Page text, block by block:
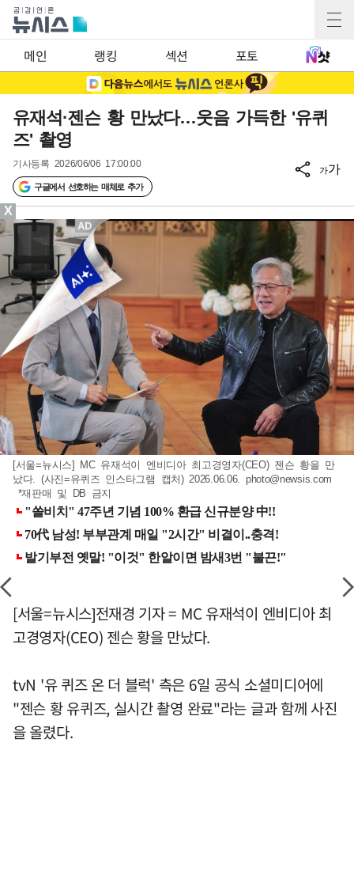
메인 랭킹 섹션 포토
유재석·젠슨 황 만났다…웃음 가득한 '유퀴
즈' 촬영
기사등록 2026/06/06 17:00:00
구글에서 선호하는 매체로 추가
가가
[서울=뉴시스] MC 유재석이 엔비디아 최고경영자(CEO) 젠슨 황을 만
났다. (사진=유퀴즈 인스타그램 캡처) 2026.06.06. photo@newsis.com
*재판매 및 DB 금지
[서울=뉴시스]전재경 기자 = MC 유재석이 엔비디아 최
고경영자(CEO) 젠슨 황을 만났다.
tvN '유 퀴즈 온 더 블럭' 측은 6일 공식 소셜미디어에
"젠슨 황 유퀴즈, 실시간 촬영 완료"라는 글과 함께 사진
을 올렸다.
X